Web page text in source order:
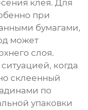
клея. Для
при
бумагами,
может
слоя.
когда
склеенный
по
упаковки